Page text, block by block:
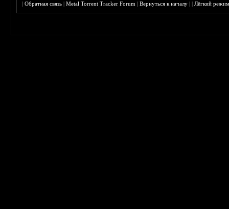
|Обратная связь |Metal Torrent Tracker Forum |Вернуться к началу ||Лёгкий